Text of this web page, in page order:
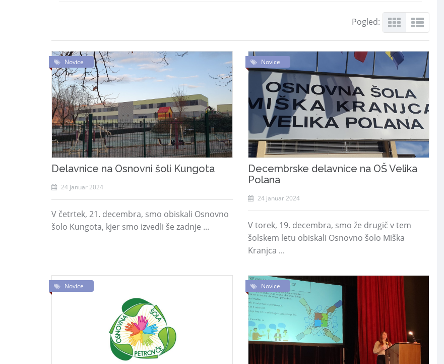
Pogled:
Novice
Delavnice na Osnovni šoli Kungota
24 januar 2024
V četrtek, 21. decembra, smo obiskali Osnovno
šolo Kungota, kjer smo izvedli še zadnje ...
Novice
Decembrske delavnice na OŠ Velika
Polana
24 januar 2024
V torek, 19. decembra, smo že drugič v tem
šolskem letu obiskali Osnovno šolo Miška
Kranjca ...
Novice Novice